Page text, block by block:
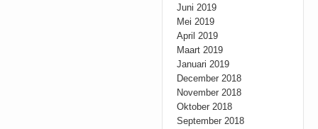
Juni 2019
Mei 2019
April 2019
Maart 2019
Januari 2019
December 2018
November 2018
Oktober 2018
September 2018